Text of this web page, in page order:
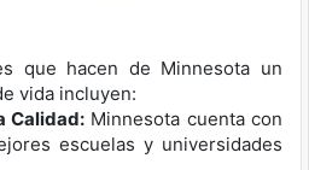
que hacen de Minnesota un
vida incluyen:
Calidad: Minnesota cuenta con
escuelas y universidades